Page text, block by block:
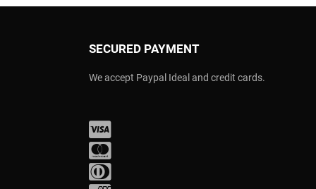
SECURED PAYMENT
We accept Paypal Ideal and credit cards.